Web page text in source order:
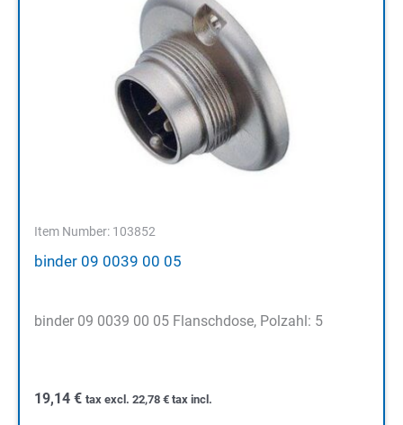
Item Number: 103852
binder 09 0039 00 05
binder 09 0039 00 05 Flanschdose, Polzahl: 5
19,14 € tax excl. 22,78 € tax incl.